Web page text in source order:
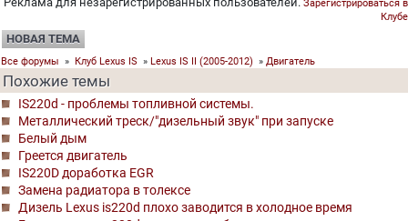
Зарегистрироваться в
Клубе
НОВАЯ ТЕМА
Все форумы » Клуб Lexus IS » Lexus IS II (2005-2012) » Двигатель
Похожие темы
IS220d - проблемы топливной системы.
Металлический треск/"дизельный звук" при запуске
Белый дым
Греется двигатель
IS220D доработка EGR
Замена радиатора в толексе
Дизель Lexus is220d плохо заводится в холодное время